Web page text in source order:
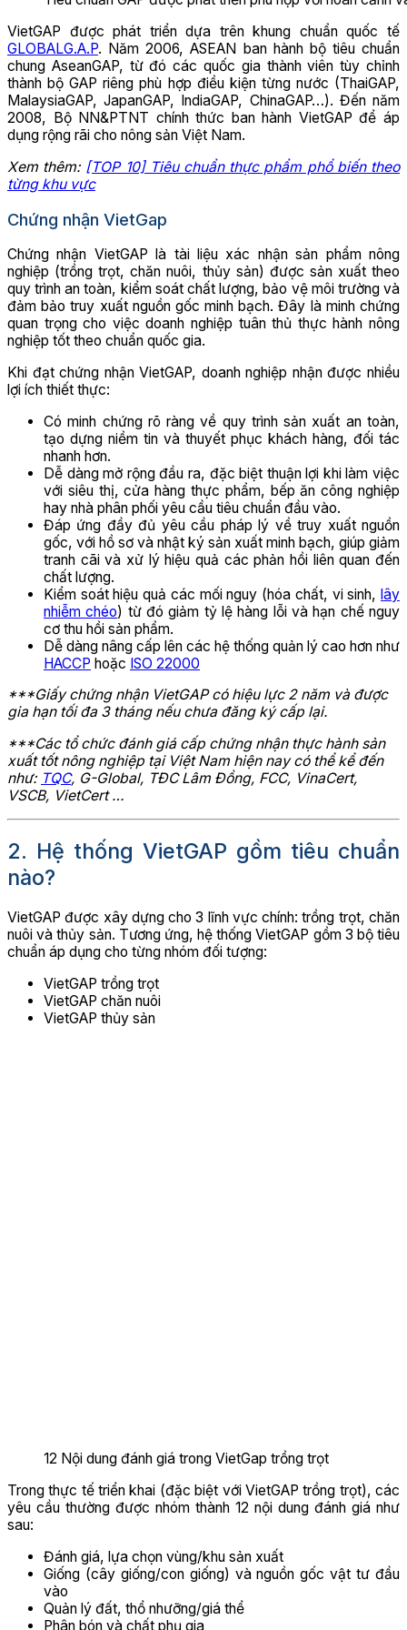
VietGAP được phát triển dựa trên khung chuẩn quốc tế
GLOBALG.A.P. Năm 2006, ASEAN ban hành bộ tiêu chuẩn
chung AseanGAP, từ đó các quốc gia thành viên tùy chỉnh
thành bộ GAP riêng phù hợp điều kiện từng nước (ThaiGAP,
MalaysiaGAP, JapanGAP, IndiaGAP, ChinaGAP…). Đến năm
2008, Bộ NN&PTNT chính thức ban hành VietGAP để áp
dụng rộng rãi cho nông sản Việt Nam.
Xem thêm: [TOP 10] Tiêu chuẩn thực phẩm phổ biến theo
từng khu vực
Chứng nhận VietGap
Chứng nhận VietGAP là tài liệu xác nhận sản phẩm nông
nghiệp (trồng trọt, chăn nuôi, thủy sản) được sản xuất theo
quy trình an toàn, kiểm soát chất lượng, bảo vệ môi trường và
đảm bảo truy xuất nguồn gốc minh bạch. Đây là minh chứng
quan trọng cho việc doanh nghiệp tuân thủ thực hành nông
nghiệp tốt theo chuẩn quốc gia.
Khi đạt chứng nhận VietGAP, doanh nghiệp nhận được nhiều
lợi ích thiết thực:
Có minh chứng rõ ràng về quy trình sản xuất an toàn,
tạo dựng niềm tin và thuyết phục khách hàng, đối tác
nhanh hơn.
Dễ dàng mở rộng đầu ra, đặc biệt thuận lợi khi làm việc
với siêu thị, cửa hàng thực phẩm, bếp ăn công nghiệp
hay nhà phân phối yêu cầu tiêu chuẩn đầu vào.
Đáp ứng đầy đủ yêu cầu pháp lý về truy xuất nguồn
gốc, với hồ sơ và nhật ký sản xuất minh bạch, giúp giảm
tranh cãi và xử lý hiệu quả các phản hồi liên quan đến
chất lượng.
Kiểm soát hiệu quả các mối nguy (hóa chất, vi sinh, lây
nhiễm chéo) từ đó giảm tỷ lệ hàng lỗi và hạn chế nguy
cơ thu hồi sản phẩm.
Dễ dàng nâng cấp lên các hệ thống quản lý cao hơn như
HACCP hoặc ISO 22000
***Giấy chứng nhận VietGAP có hiệu lực 2 năm và được
gia hạn tối đa 3 tháng nếu chưa đăng ký cấp lại.
***Các tổ chức đánh giá cấp chứng nhận thực hành sản
xuất tốt nông nghiệp tại Việt Nam hiện nay có thể kể đến
như: TQC, G-Global, TĐC Lâm Đồng, FCC, VinaCert,
VSCB, VietCert …
2. Hệ thống VietGAP gồm tiêu chuẩn
nào?
VietGAP được xây dựng cho 3 lĩnh vực chính: trồng trọt, chăn
nuôi và thủy sản. Tương ứng, hệ thống VietGAP gồm 3 bộ tiêu
chuẩn áp dụng cho từng nhóm đối tượng:
VietGAP trồng trọt
VietGAP chăn nuôi
VietGAP thủy sản
12 Nội dung đánh giá trong VietGap trồng trọt
Trong thực tế triển khai (đặc biệt với VietGAP trồng trọt), các
yêu cầu thường được nhóm thành 12 nội dung đánh giá như
sau:
Đánh giá, lựa chọn vùng/khu sản xuất
Giống (cây giống/con giống) và nguồn gốc vật tư đầu
vào
Quản lý đất, thổ nhưỡng/giá thể
Phân bón và chất phụ gia